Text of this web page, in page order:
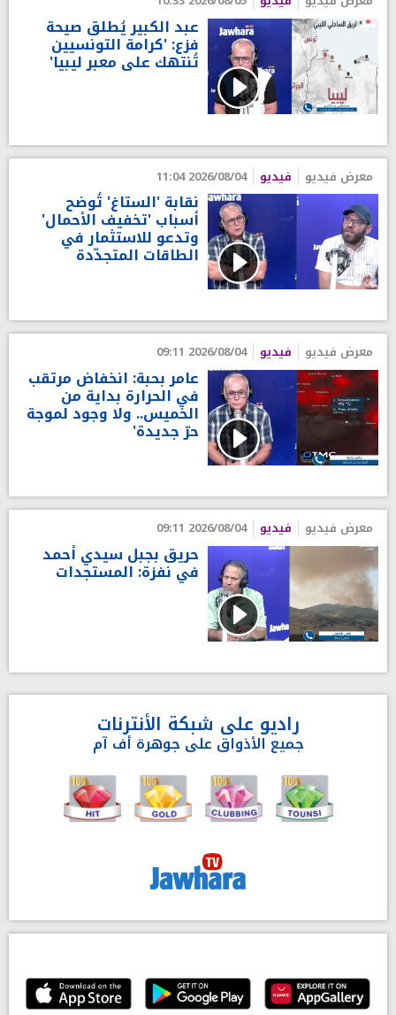
عبد الكبير يُطلق صيحة
فزع: 'كرامة التونسيين
تُنتهك على معبر ليبيا'
معرض فيديو فيديو 2026/08/04 11:04
نقابة 'الستاغ' تُوضح
أسباب 'تخفيف الأحمال'
وتدعو للاستثمار في
الطاقات المتجدّدة
معرض فيديو فيديو 2026/08/04 09:11
عامر بحبة: انخفاض مرتقب
في الحرارة بداية من
الخميس.. ولا وجود لموجة
حرّ جديدة'
معرض فيديو فيديو 2026/08/04 09:11
حريق بجبل سيدي أحمد
في نفزة: المستجدات
راديو على شبكة الأنترنات
جميع الأذواق على جوهرة أف آم